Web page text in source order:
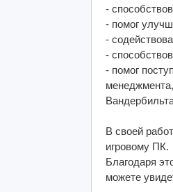
-
- помог
-
-
- помог
В своей
игровому ПК.
Благодаря
можете